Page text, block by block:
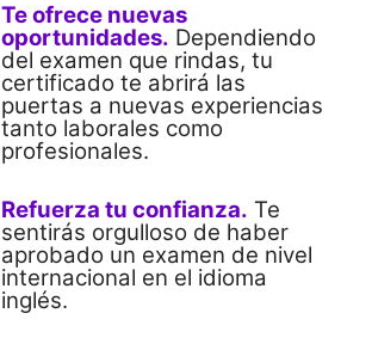
Te ofrece nuevas
oportunidades. Dependiendo
del examen que rindas, tu
certificado te abrirá las
puertas a nuevas experiencias
tanto laborales como
profesionales.
Refuerza tu confianza. Te
sentirás orgulloso de haber
aprobado un examen de nivel
internacional en el idioma
inglés.